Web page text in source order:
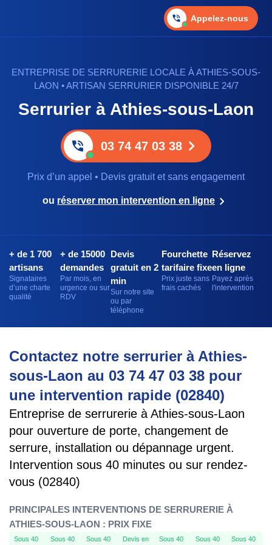
Appelez-nous
ENTREPRISE DE SERRURERIE LOCALE À ATHIES-SOUS-
LAON • ARTISAN SERRURIER DISPONIBLE 24/7
Serrurier à Athies-sous-Laon
03 74 47 03 38
Prix d’un appel • Devis gratuit et sans engagement
ou réserver mon intervention en ligne
+ de 1 700
artisans
Signataires
d’une charte
qualité
+ de 15000
demandes
Par mois, en
urgence ou sur
RDV
Devis
gratuit en 2
min
Sur notre site
ou par
téléphone
Fourchette
tarifaire fixe
Prix juste sans
frais cachés
Réservez
en ligne
Payez après
l'intervention
Contactez notre serrurier à Athies-
sous-Laon au 03 74 47 03 38 pour
une intervention rapide (02840)
Entreprise de serrurerie à Athies-sous-Laon
pour ouverture de porte, changement de
serrure, installation ou dépannage urgent.
Intervention sous 40 minutes ou sur rendez-
vous (02840)
PRINCIPALES INTERVENTIONS DE SERRURERIE À
ATHIES-SOUS-LAON : PRIX FIXE
Sous 40
Sous 40
Sous 40
Devis en
Sous 40
Sous 40
Sous 40